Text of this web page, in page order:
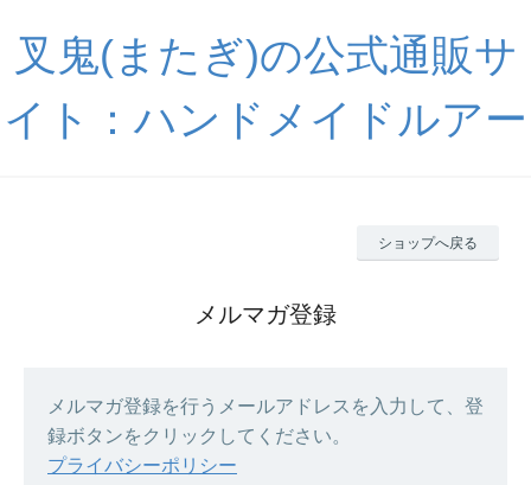
叉鬼(またぎ)の公式通販サ
イト：ハンドメイドルアー
ショップへ戻る
メルマガ登録
メルマガ登録を行うメールアドレスを入力して、登
録ボタンをクリックしてください。
プライバシーポリシー